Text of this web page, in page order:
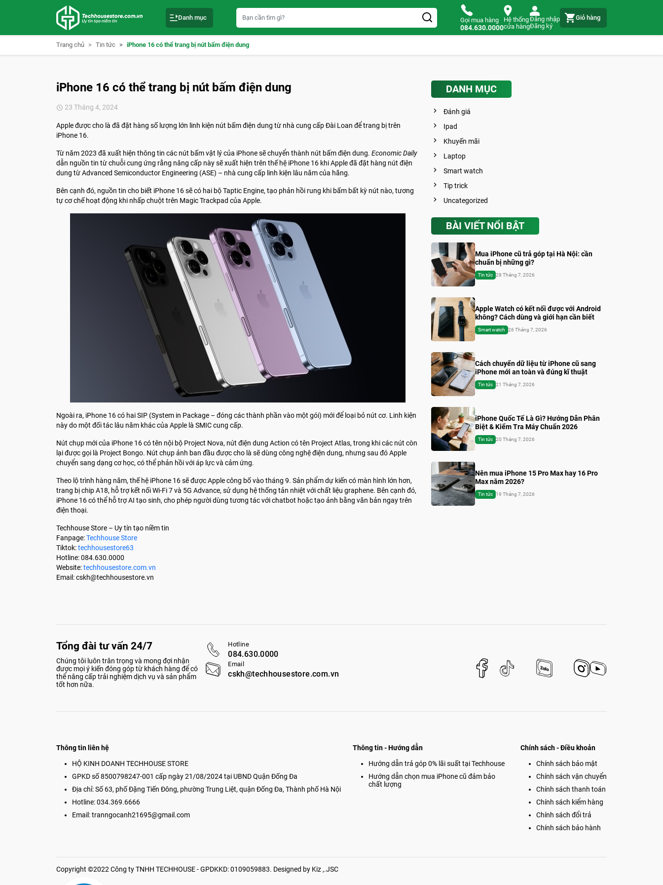
t
Danh mục Gọi mua hàng
084.630.0000
Hệ thống
cửa hàng
Đăng nhập
Đăng ký
Giỏ hàng
Trang chủ Tin tức iPhone 16 có thể trang bị nút bấm điện dung
iPhone 16 có thể trang bị nút bấm điện dung
23 Tháng 4, 2024
Apple được cho là đã đặt hàng số lượng lớn linh kiện nút bấm điện dung từ nhà cung cấp Đài Loan để trang bị trên
iPhone 16.
Từ năm 2023 đã xuất hiện thông tin các nút bấm vật lý của iPhone sẽ chuyển thành nút bấm điện dung. Economic Daily
dẫn nguồn tin từ chuỗi cung ứng rằng nâng cấp này sẽ xuất hiện trên thế hệ iPhone 16 khi Apple đã đặt hàng nút điện
dung từ Advanced Semiconductor Engineering (ASE) – nhà cung cấp linh kiện lâu năm của hãng.
Bên cạnh đó, nguồn tin cho biết iPhone 16 sẽ có hai bộ Taptic Engine, tạo phản hồi rung khi bấm bất kỳ nút nào, tương
tự cơ chế hoạt động khi nhấp chuột trên Magic Trackpad của Apple.
Ngoài ra, iPhone 16 có hai SIP (System in Package – đóng các thành phần vào một gói) mới để loại bỏ nút cơ. Linh kiện
này do một đối tác lâu năm khác của Apple là SMIC cung cấp.
Nút chụp mới của iPhone 16 có tên nội bộ Project Nova, nút điện dung Action có tên Project Atlas, trong khi các nút còn
lại được gọi là Project Bongo. Nút chụp ảnh ban đầu được cho là sẽ dùng công nghệ điện dung, nhưng sau đó Apple
chuyển sang dạng cơ học, có thể phản hồi với áp lực và cảm ứng.
Theo lộ trình hàng năm, thế hệ iPhone 16 sẽ được Apple công bố vào tháng 9. Sản phẩm dự kiến có màn hình lớn hơn,
trang bị chip A18, hỗ trợ kết nối Wi-Fi 7 và 5G Advance, sử dụng hệ thống tản nhiệt với chất liệu graphene. Bên cạnh đó,
iPhone 16 có thể hỗ trợ AI tạo sinh, cho phép người dùng tương tác với chatbot hoặc tạo ảnh bằng văn bản ngay trên
điện thoại.
Techhouse Store – Uy tín tạo niềm tin
Fanpage:Techhouse Store
Tiktok:techhousestore63
Hotline: 084.630.0000
Website:techhousestore.com.vn
Email:cskh@techhousestore.vn
DANH MỤC
Đánh giá
Ipad
Khuyến mãi
Laptop
Smart watch
Tip trick
Uncategorized
BÀI VIẾT NỔI BẬT
Mua iPhone cũ trả góp tại Hà Nội: cần
chuẩn bị những gì?
Tin tức 28 Tháng 7, 2026
Apple Watch có kết nối được với Android
không? Cách dùng và giới hạn cần biết
Smart watch 26 Tháng 7, 2026
Cách chuyển dữ liệu từ iPhone cũ sang
iPhone mới an toàn và đúng kĩ thuật
Tin tức 21 Tháng 7, 2026
iPhone Quốc Tế Là Gì? Hướng Dẫn Phân
Biệt & Kiểm Tra Máy Chuẩn 2026
Tin tức 20 Tháng 7, 2026
Nên mua iPhone 15 Pro Max hay 16 Pro
Max năm 2026?
Tin tức 19 Tháng 7, 2026
Tổng đài tư vấn 24/7
Chúng tôi luôn trân trọng và mong đợi nhận
được mọi ý kiến đóng góp từ khách hàng để có
thể nâng cấp trải nghiệm dịch vụ và sản phẩm
tốt hơn nữa.
Hotline
084.630.0000
Email
cskh@techhousestore.com.vn
Thông tin liên hệ
HỘ KINH DOANH TECHHOUSE STORE
GPKD số 8500798247-001 cấp ngày 21/08/2024 tại UBND Quận Đống Đa
Địa chỉ: Số 63, phố Đặng Tiến Đông, phường Trung Liệt, quận Đống Đa, Thành phố Hà Nội
Hotline: 034.369.6666
Email:tranngocanh21695@gmail.com
Thông tin - Hướng dẫn
Hướng dẫn trả góp 0% lãi suất tại Techhouse
Hướng dẫn chọn mua iPhone cũ đảm bảo
chất lượng
Chính sách - Điều khoản
Chính sách bảo mật
Chính sách vận chuyển
Chính sách thanh toán
Chính sách kiểm hàng
Chính sách đổi trả
Chính sách bảo hành
Copyright ©2022 Công ty TNHH TECHHOUSE - GPDKKD: 0109059883. Designed by Kiz ,.JSC